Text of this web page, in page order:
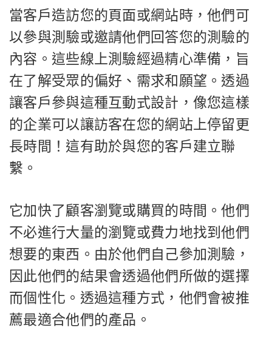
當客戶造訪您的頁面或網站時，他們可
以參與測驗或邀請他們回答您的測驗的
內容。這些線上測驗經過精心準備，旨
在了解受眾的偏好、需求和願望。透過
讓客戶參與這種互動式設計，像您這樣
的企業可以讓訪客在您的網站上停留更
長時間！這有助於與您的客戶建立聯
繫。
它加快了顧客瀏覽或購買的時間。他們
不必進行大量的瀏覽或費力地找到他們
想要的東西。由於他們自己參加測驗，
因此他們的結果會透過他們所做的選擇
而個性化。透過這種方式，他們會被推
薦最適合他們的產品。